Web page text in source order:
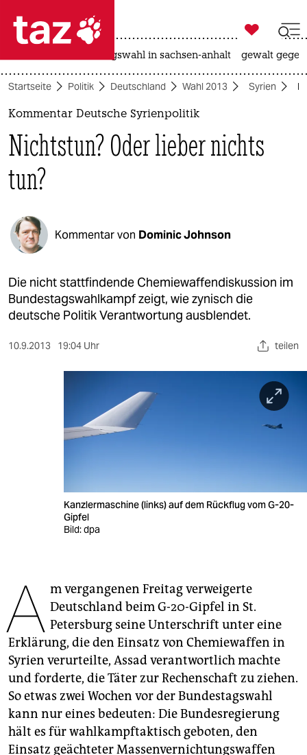
 taz zahl ich
taz zahl ich
politik
öko
gesellschaft
kultur
sport
berlin
nord
wahrheit
fragen & hilfe
unterstützen
genossenschaft
epaper login

taz zahl ich
landtagswahl in sachsen-anhalt gewalt
Startseite Politik Deutschland Wahl 2013 Syrien
Kommentar Deutsche Syrienpolitik
Nichtstun? Oder lieber nichts
tun?
Kommentar von Dominic Johnson
Die nicht stattfindende Chemiewaffendiskussion im
Bundestagswahlkampf zeigt, wie zynisch die
deutsche Politik Verantwortung ausblendet.
10.9.2013 19:04 Uhr teilen
Kanzlermaschine (links) auf dem Rückflug vom G-20-
Gipfel
Bild: dpa
A m vergangenen Freitag verweigerte
Deutschland beim G-20-Gipfel in St.
Petersburg seine Unterschrift unter eine
Erklärung, die den Einsatz von Chemiewaffen in
Syrien verurteilte, Assad verantwortlich machte
und forderte, die Täter zur Rechenschaft zu ziehen.
So etwas zwei Wochen vor der Bundestagswahl
kann nur eines bedeuten: Die Bundesregierung
hält es für wahlkampftaktisch geboten, den
Einsatz geächteter Massenvernichtungswaffen